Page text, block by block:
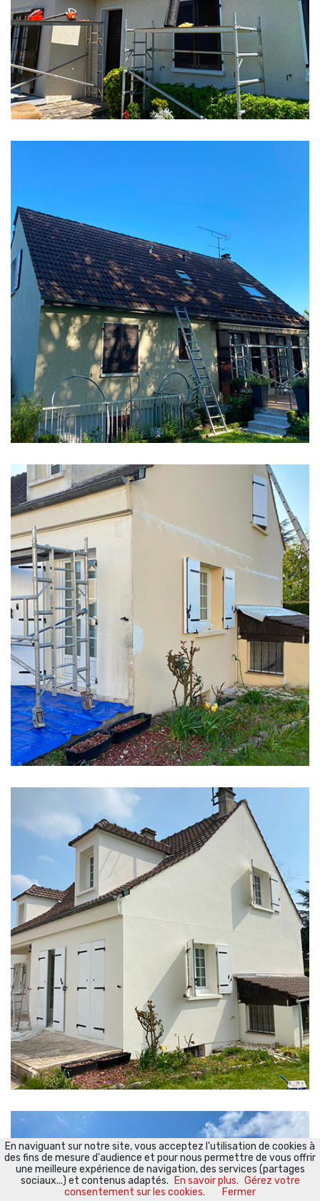
En naviguant sur notre site, vous acceptez l'utilisation de cookies à
des fins de mesure d'audience et pour nous permettre de vous offrir
une meilleure expérience de navigation, des services (partages
sociaux...) et contenus adaptés.
En savoir plus. Gérez votre
consentement sur les cookies.
Fermer